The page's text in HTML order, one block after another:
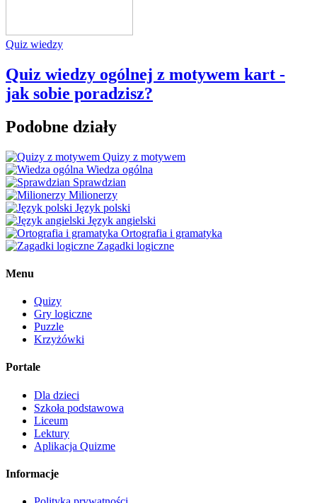
Quiz wiedzy
Quiz wiedzy ogólnej z motywem kart -
jak sobie poradzisz?
Podobne działy
Quizy z motywem
Wiedza ogólna
Sprawdzian
Milionerzy
Język polski
Język angielski
Ortografia i gramatyka
Zagadki logiczne
Menu
Quizy
Gry logiczne
Puzzle
Krzyżówki
Portale
Dla dzieci
Szkoła podstawowa
Liceum
Lektury
Aplikacja Quizme
Informacje